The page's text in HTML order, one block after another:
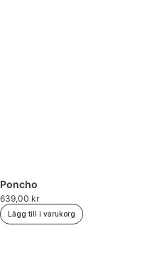
Poncho
639,00 kr
Lägg till i varukorg